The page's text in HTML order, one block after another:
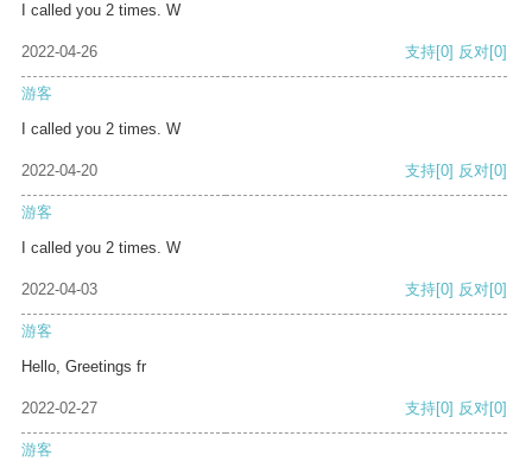
I called you 2 times. W
2022-04-26 支持[0] 反对[0]
游客
I called you 2 times. W
2022-04-20 支持[0] 反对[0]
游客
I called you 2 times. W
2022-04-03 支持[0] 反对[0]
游客
Hello, Greetings fr
2022-02-27 支持[0] 反对[0]
游客